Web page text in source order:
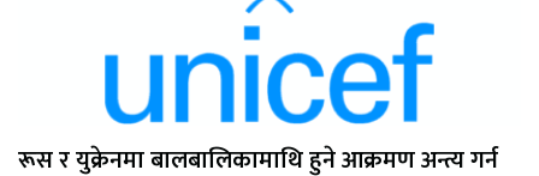
रूस र युक्रेनमा बालबालिकामाथि हुने आक्रमण अन्त्य गर्न